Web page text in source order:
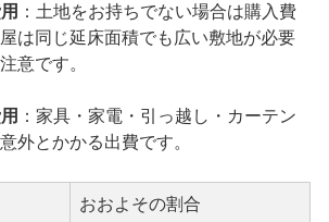
：土地をお持ちでない場合は購入費
は同じ延床面積でも広い敷地が必要
意です。
：家具・家電・引っ越し・カーテン
外とかかる出費です。
おおよその割合